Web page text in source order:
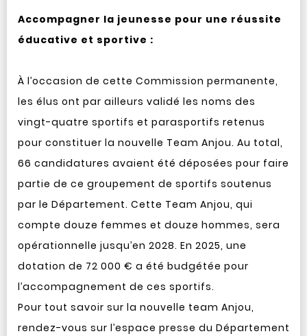
Accompagner la jeunesse pour une réussite
éducative et sportive :
À l’occasion de cette Commission permanente,
les élus ont par ailleurs validé les noms des
vingt-quatre sportifs et parasportifs retenus
pour constituer la nouvelle Team Anjou. Au total,
66 candidatures avaient été déposées pour faire
partie de ce groupement de sportifs soutenus
par le Département. Cette Team Anjou, qui
compte douze femmes et douze hommes, sera
opérationnelle jusqu’en 2028. En 2025, une
dotation de 72 000 € a été budgétée pour
l’accompagnement de ces sportifs.
Pour tout savoir sur la nouvelle team Anjou,
rendez-vous sur l’espace presse du Département